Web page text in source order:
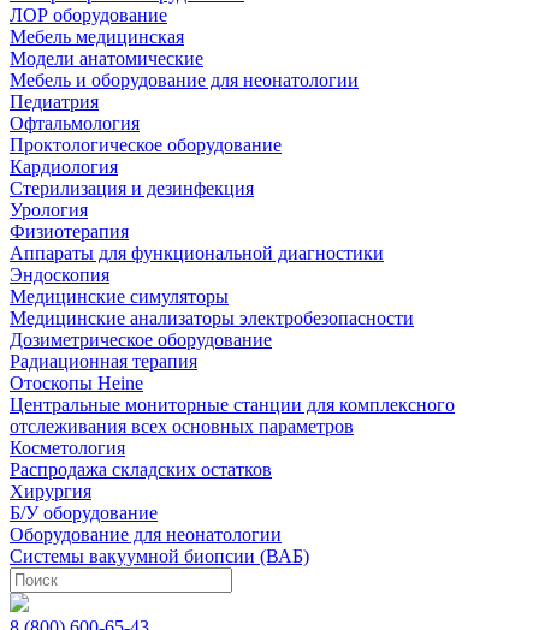
ЛОР оборудование
Мебель медицинская
Модели анатомические
Мебель и оборудование для неонатологии
Педиатрия
Офтальмология
Проктологическое оборудование
Кардиология
Стерилизация и дезинфекция
Урология
Физиотерапия
Аппараты для функциональной диагностики
Эндоскопия
Медицинские симуляторы
Медицинские анализаторы электробезопасности
Дозиметрическое оборудование
Радиационная терапия
Отоскопы Heine
Центральные мониторные станции для комплексного
отслеживания всех основных параметров
Косметология
Распродажа складских остатков
Хирургия
Б/У оборудование
Оборудование для неонатологии
Системы вакуумной биопсии (ВАБ)